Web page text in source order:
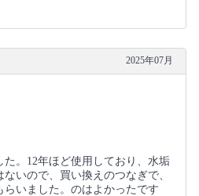
2025年07月
。12年ほど使用しており、水垢
いので、買い換えのつなぎで、
らいました。のはよかったです